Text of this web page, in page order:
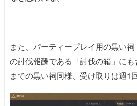
また、パーティープレイ用の黒い
の討伐報酬である「討伐の箱」に
までの黒い祠同様、受け取りは週1回